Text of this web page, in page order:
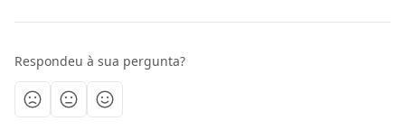
Respondeu à sua pergunta?